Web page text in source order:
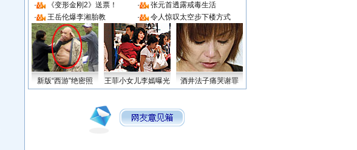
·
《变形金刚2》送票！ ·
张元首透露戒毒生活
·
王岳伦爆李湘胎教 · 令人惊叹太空步下楼方式
新版“西游”绝密照 王菲小女儿李嫣曝光 酒井法子痛哭谢罪